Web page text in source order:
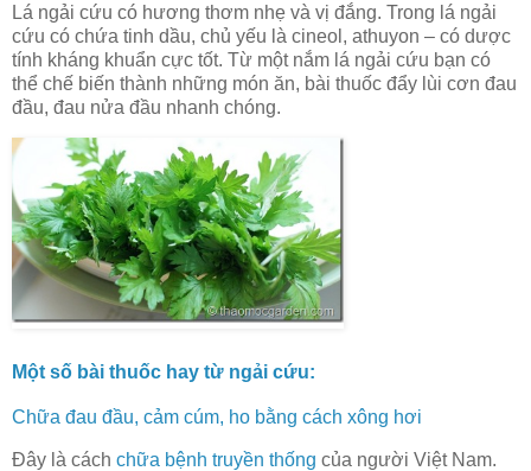
Lá ngải cứu có hương thơm nhẹ và vị đắng. Trong lá ngải
cứu có chứa tinh dầu, chủ yếu là cineol, athuyon – có dược
tính kháng khuẩn cực tốt. Từ một nắm lá ngải cứu bạn có
thể chế biến thành những món ăn, bài thuốc đẩy lùi cơn đau
đầu, đau nửa đầu nhanh chóng.
Một số bài thuốc hay từ ngải cứu:
Chữa đau đầu, cảm cúm, ho bằng cách xông hơi
Đây là cách chữa bệnh truyền thống của người Việt Nam.